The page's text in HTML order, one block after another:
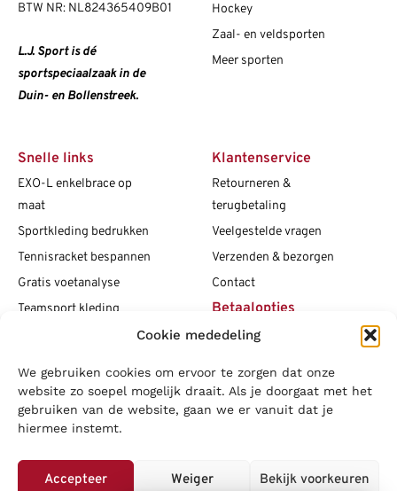
Cookie mededeling
We gebruiken cookies om ervoor te zorgen dat onze
website zo soepel mogelijk draait. Als je doorgaat met het
gebruiken van de website, gaan we er vanuit dat je
hiermee instemt.
Accepteer Weiger Bekijk voorkeuren
BTW NR: NL824365409B01
L.J. Sport is dé
sportspeciaalzaak in de
Duin- en Bollenstreek.
Hockey
Zaal- en veldsporten
Meer sporten
Snelle links
EXO-L enkelbrace op
maat
Sportkleding bedrukken
Tennisracket bespannen
Gratis voetanalyse
Teamsport kleding
Vacatures
Blogs
Klantenservice
Retourneren &
terugbetaling
Veelgestelde vragen
Verzenden & bezorgen
Contact
Betaalopties
Social media